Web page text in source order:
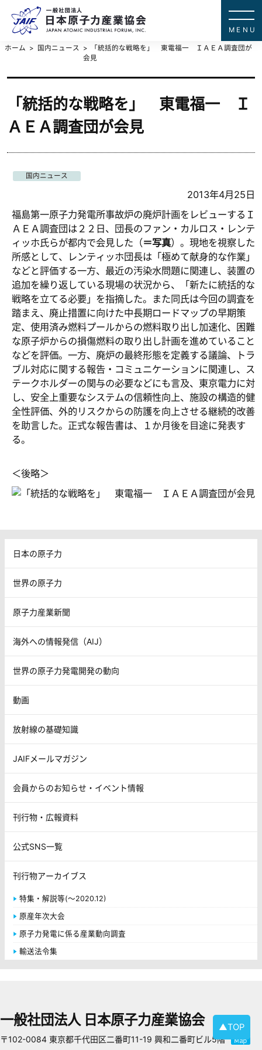
ホーム 国内ニュース
「統括的な戦略を」 東電福一 ＩＡＥＡ調査団が
会見
「統括的な戦略を」 東電福一 Ｉ
ＡＥＡ調査団が会見
国内ニュース
2013年4月25日
福島第一原子力発電所事故炉の廃炉計画をレビューするＩ
ＡＥＡ調査団は２２日、団長のファン・カルロス・レンテ
ィッホ氏らが都内で会見した（＝写真）。現地を視察した
所感として、レンティッホ団長は「極めて献身的な作業」
などと評価する一方、最近の汚染水問題に関連し、装置の
追加を繰り返している現場の状況から、「新たに統括的な
戦略を立てる必要」を指摘した。また同氏は今回の調査を
踏まえ、廃止措置に向けた中長期ロードマップの早期策
定、使用済み燃料プールからの燃料取り出し加速化、困難
な原子炉からの損傷燃料の取り出し計画を進めていること
などを評価。一方、廃炉の最終形態を定義する議論、トラ
ブル対応に関する報告・コミュニケーションに関連し、ス
テークホルダーの関与の必要などにも言及、東京電力に対
し、安全上重要なシステムの信頼性向上、施設の構造的健
全性評価、外的リスクからの防護を向上させる継続的改善
を助言した。正式な報告書は、１か月後を目途に発表す
る。
＜後略＞
日本の原子力
世界の原子力
原子力産業新聞
海外への情報発信（AIJ）
世界の原子力発電開発の動向
動画
放射線の基礎知識
JAIFメールマガジン
会員からのお知らせ・イベント情報
刊行物・広報資料
公式SNS一覧
刊行物アーカイブス
特集・解説等(～2020.12)
原産年次大会
原子力発電に係る産業動向調査
輸送法令集
▲TOP
一般社団法人 日本原子力産業協会
〒102-0084 東京都千代田区二番町11-19 興和二番町ビル5階